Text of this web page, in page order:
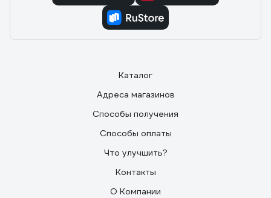
Каталог
Адреса магазинов
Способы получения
Способы оплаты
Что улучшить?
Контакты
О Компании